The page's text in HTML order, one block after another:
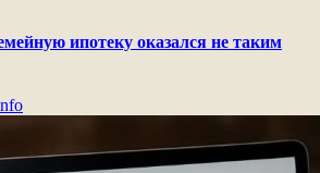
ипотеку оказался не таким